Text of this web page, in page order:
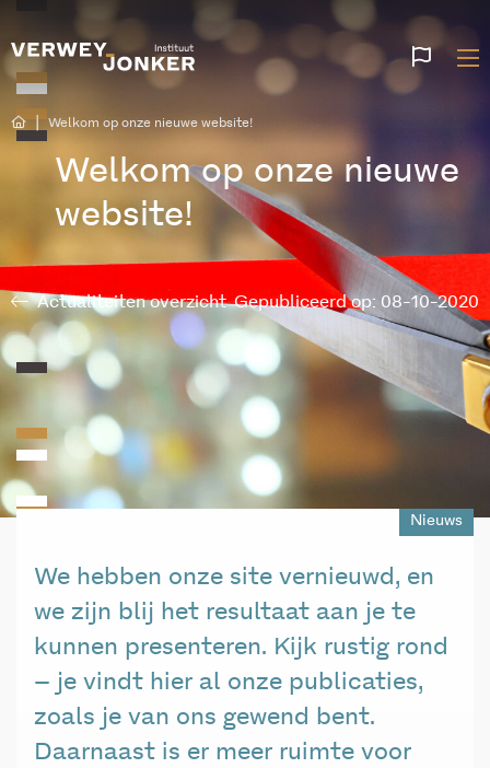
| Welkom op onze nieuwe website!
Welkom op onze nieuwe
website!
Actualiteiten overzicht Gepubliceerd op: 08-10-2020
Nieuws
We hebben onze site vernieuwd, en
we zijn blij het resultaat aan je te
kunnen presenteren. Kijk rustig rond
– je vindt hier al onze publicaties,
zoals je van ons gewend bent.
Daarnaast is er meer ruimte voor